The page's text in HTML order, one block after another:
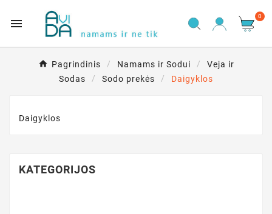

0
Pagrindinis Namams ir Sodui
Veja ir
Sodas
Sodo prekės Daigyklos
Daigyklos
KATEGORIJOS